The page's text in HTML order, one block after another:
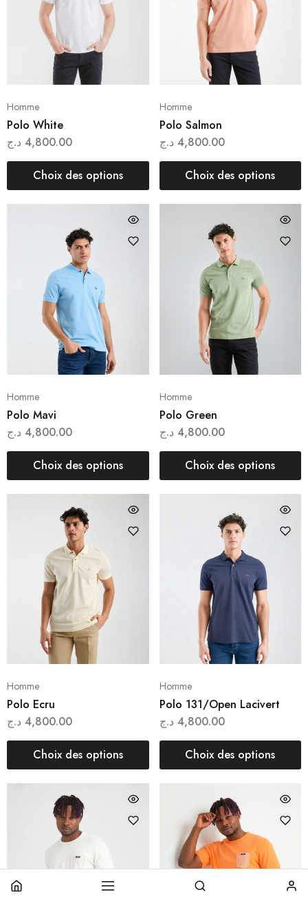
Homme
Polo White
4,800.00 د.ج
Choix des options
Homme
Polo Salmon
4,800.00 د.ج
Choix des options
Homme
Polo Mavi
4,800.00 د.ج
Choix des options
Homme
Polo Green
4,800.00 د.ج
Choix des options
Homme
Polo Ecru
4,800.00 د.ج
Choix des options
Homme
Polo 131/Open Lacivert
4,800.00 د.ج
Choix des options